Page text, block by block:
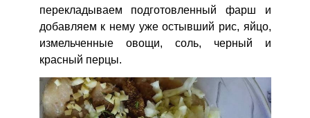
перекладываем подготовленный фарш и
добавляем к нему уже остывший рис, яйцо,
измельченные овощи, соль, черный и
красный перцы.